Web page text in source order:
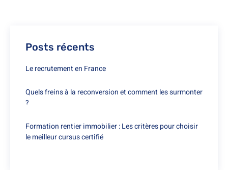
Posts récents
Le recrutement en France
Quels freins à la reconversion et comment les surmonter
?
Formation rentier immobilier : Les critères pour choisir
le meilleur cursus certifié